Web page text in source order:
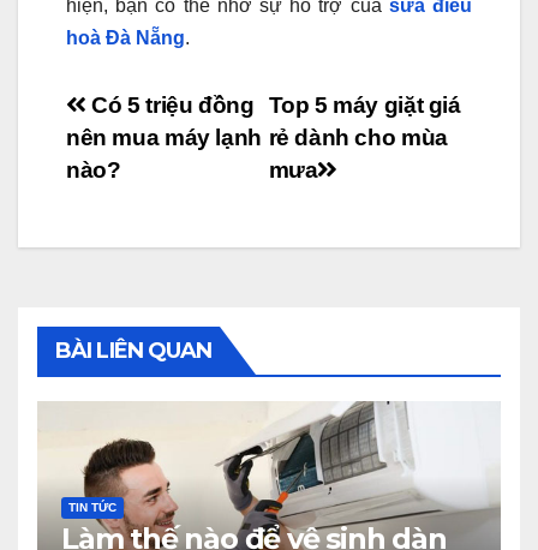
hiện, bạn có thể nhờ sự hỗ trợ của sửa điều
hoà Đà Nẵng.
Điều
hướng
viết
Top 5 máy giặt giá
rẻ dành cho mùa
mưa
Có 5 triệu đồng
nên mua máy lạnh
nào?
BÀI LIÊN QUAN
TIN TỨC
Làm thế nào để vệ sinh dàn